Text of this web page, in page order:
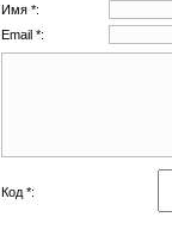
Имя *:
Email *:
Код *: